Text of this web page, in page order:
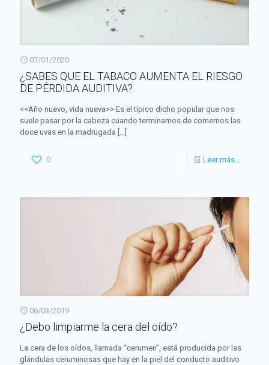
07/01/2020
¿SABES QUE EL TABACO AUMENTA EL RIESGO
DE PÉRDIDA AUDITIVA?
<<Año nuevo, vida nueva>> Es el típico dicho popular que nos
suele pasar por la cabeza cuando terminamos de comernos las
doce uvas en la madrugada […]
0 Leer más...
06/03/2019
¿Debo limpiarme la cera del oído?
La cera de los oídos, llamada “cerumen”, está producida por las
glándulas ceruminosas que hay en la piel del conducto auditivo